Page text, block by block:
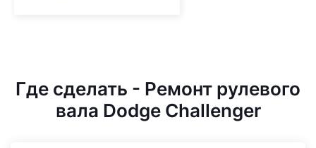
Где сделать - Ремонт рулевого
вала Dodge Challenger